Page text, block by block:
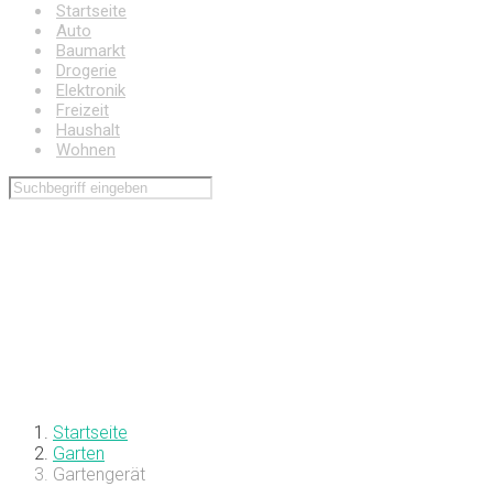
Startseite
Auto
Baumarkt
Drogerie
Elektronik
Freizeit
Haushalt
Wohnen
Startseite
Garten
Gartengerät